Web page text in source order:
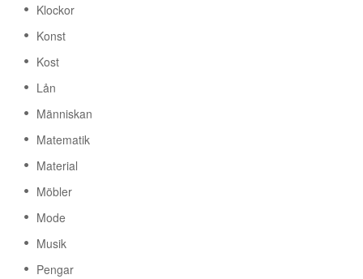
Klockor
Konst
Kost
Lån
Människan
Matematik
Material
Möbler
Mode
Musik
Pengar